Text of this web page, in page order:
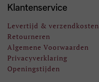
Klantenservice
Levertijd & verzendkosten
Retourneren
Algemene Voorwaarden
Privacyverklaring
Openingstijden